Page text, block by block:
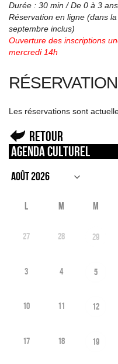
Durée : 30 min / De 0 à 3 ans
Réservation en ligne (dans
septembre inclus)
Ouverture des inscriptions
mercredi 14h
RÉSERVATION
Les réservations sont
Retour
Agenda culturel
L M M
27 28 29
3 4 5
10 11 12
17 18 19